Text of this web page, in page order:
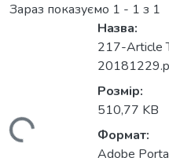
Зараз показуємо 1 - 1 з 1
Назва:
217-Article
Розмір:
510,77 KB
Формат:
Adobe